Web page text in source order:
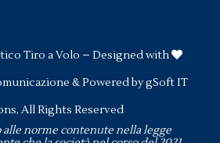
Tiro a Volo – Designed with
& Powered bygSoft IT
, All Rights Reserved
norme contenute nella legge